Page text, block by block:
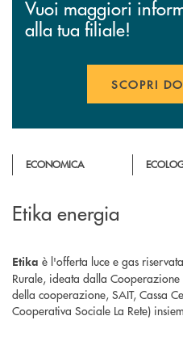
Vuoi maggiori
alla tua filiale!
SCOPRI
ECONOMICA
Etika energia
Etika è l'offerta luce e gas
Rurale, ideata dalla Cooperazione
della cooperazione, SAIT, Cassa
Cooperativa Sociale La Rete)